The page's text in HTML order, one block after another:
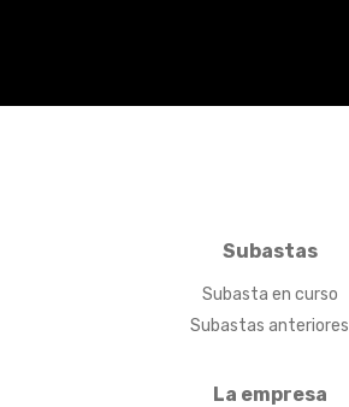
Subastas
Subasta en curso
Subastas anteriores
La empresa